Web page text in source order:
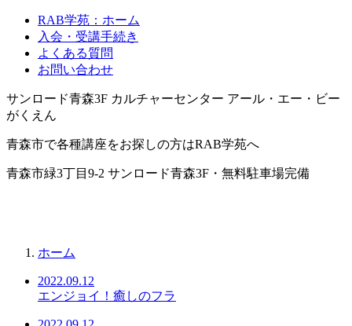
RAB学苑：ホーム
入会・受講手続き
よくある質問
お問い合わせ
サンロード青森3F カルチャーセンター アール・エー・ビー
がくえん
青森市で各種講座をお探しの方はRAB学苑へ
青森市緑3丁目9-2 サンロード青森3F・無料駐車場完備
ホーム
2022.09.12
エンジョイ！癒しのフラ